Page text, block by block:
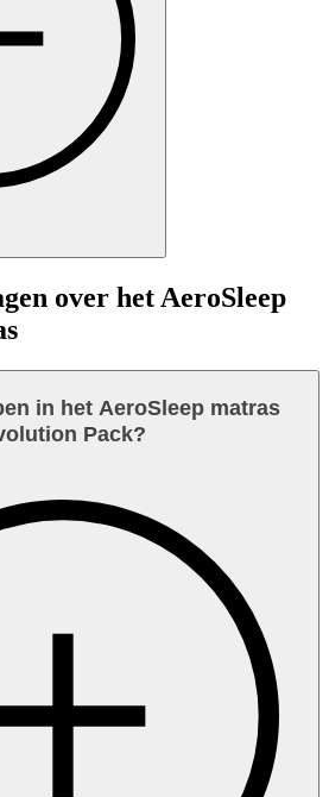
over het AeroSleep
in het AeroSleep matras
Pack?